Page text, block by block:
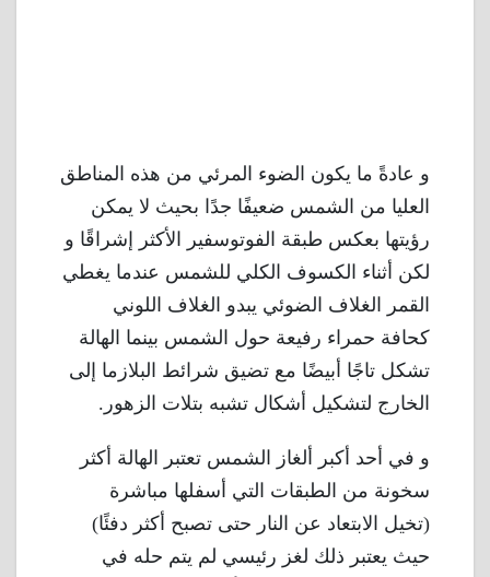
و عادةً ما يكون الضوء المرئي من هذه المناطق
العليا من الشمس ضعيفًا جدًا بحيث لا يمكن
رؤيتها بعكس طبقة الفوتوسفير الأكثر إشراقًا و
لكن أثناء الكسوف الكلي للشمس عندما يغطي
القمر الغلاف الضوئي يبدو الغلاف اللوني
كحافة حمراء رفيعة حول الشمس بينما الهالة
تشكل تاجًا أبيضًا مع تضيق شرائط البلازما إلى
الخارج لتشكيل أشكال تشبه بتلات الزهور.
و في أحد أكبر ألغاز الشمس تعتبر الهالة أكثر
سخونة من الطبقات التي أسفلها مباشرة
(تخيل الابتعاد عن النار حتى تصبح أكثر دفئًا)
حيث يعتبر ذلك لغز رئيسي لم يتم حله في